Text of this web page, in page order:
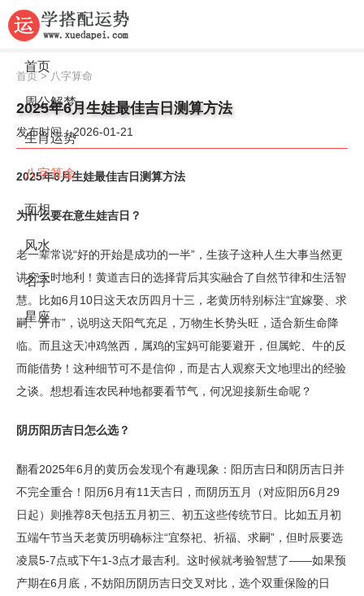
首页
周公解梦
生肖运势
八字算命
面相
风水
名字
星座
首页> 八字算命
2025年6月生娃最佳吉日测算方法
发布时间：2026-01-21
2025年6月生娃最佳吉日测算方法
为什么要在意生娃吉日？
老一辈常说“好的开始是成功的一半”，生孩子这种人生大事当然更
讲究天时地利！黄道吉日的选择背后其实融合了自然节律和生活智
慧。比如6月10日这天农历四月十三，老黄历特别标注“宜嫁娶、求
嗣、开市”，说明这天阳气充足，万物生长势头旺，适合新生命降
临。而且这天冲鸡煞西，属鸡的宝妈可能要避开，但属蛇、牛的反
而能借势！这种细节可不是信仰，而是古人观察天文地理出的经验
之谈。想想看连农民种地都要看节气，何况迎接新生命呢？
阴历阳历吉日怎么选？
翻看2025年6月的黄历会发现个有趣现象：阳历吉日和阴历吉日并
不完全重合！阳历6月有11天吉日，而阴历五月（对应阳历6月29
日起）则推荐8天包括五月初三、初五这些传统节日。比如五月初
五端午节当天老黄历明确标注“宜祭祀、祈福、求嗣”，但时辰要选
凌晨5-7点或下午1-3点才最吉利。这时候就考验智慧了——如果预
产期在6月底，不妨阳历阴历吉日交叉对比，选个双重保险的日